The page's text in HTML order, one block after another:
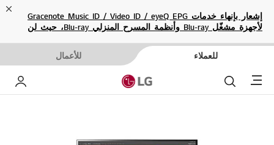
إشعار بإنهاء خدمات Gracenote Music ID / Video ID / eyeQ EPG
لأجهزة مشغّل Blu-ray وأنظمة المسرح المنزلي Blu-ray، حيث لن
للعملاء للأعمال
Menu بحث